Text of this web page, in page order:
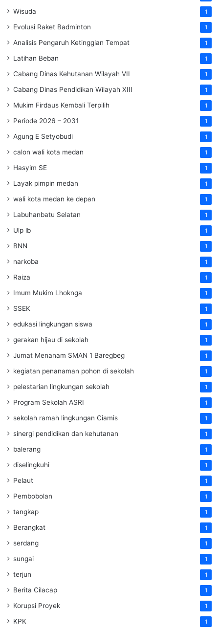
Wisuda 1
Evolusi Raket Badminton 1
Analisis Pengaruh Ketinggian Tempat 1
Latihan Beban 1
Cabang Dinas Kehutanan Wilayah VII 1
Cabang Dinas Pendidikan Wilayah XIII 1
Mukim Firdaus Kembali Terpilih 1
Periode 2026 – 2031 1
Agung E Setyobudi 1
calon wali kota medan 1
Hasyim SE 1
Layak pimpin medan 1
wali kota medan ke depan 1
Labuhanbatu Selatan 1
Ulp lb 1
BNN 1
narkoba 1
Raiza 1
Imum Mukim Lhoknga 1
SSEK 1
edukasi lingkungan siswa 1
gerakan hijau di sekolah 1
Jumat Menanam SMAN 1 Baregbeg 1
kegiatan penanaman pohon di sekolah 1
pelestarian lingkungan sekolah 1
Program Sekolah ASRI 1
sekolah ramah lingkungan Ciamis 1
sinergi pendidikan dan kehutanan 1
balerang 1
diselingkuhi 1
Pelaut 1
Pembobolan 1
tangkap 1
Berangkat 1
serdang 1
sungai 1
terjun 1
Berita Cilacap 1
Korupsi Proyek 1
KPK 1